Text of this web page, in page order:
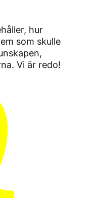
hur
som skulle
Vi är redo!